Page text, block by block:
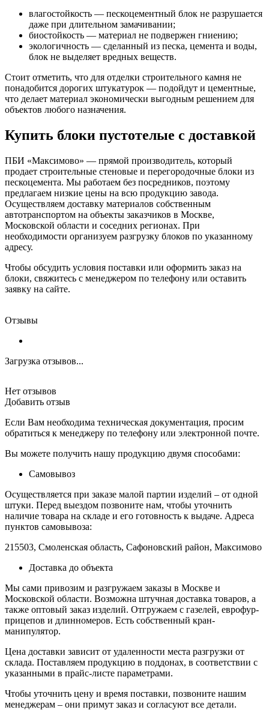
влагостойкость — пескоцементный блок не разрушается
даже при длительном замачивании;
биостойкость — материал не подвержен гниению;
экологичность — сделанный из песка, цемента и воды,
блок не выделяет вредных веществ.
Стоит отметить, что для отделки строительного камня не
понадобится дорогих штукатурок — подойдут и цементные,
что делает материал экономически выгодным решением для
объектов любого назначения.
Купить блоки пустотелые с доставкой
ПБИ «Максимово» — прямой производитель, который
продает строительные стеновые и перегородочные блоки из
пескоцемента. Мы работаем без посредников, поэтому
предлагаем низкие цены на всю продукцию завода.
Осуществляем доставку материалов собственным
автотранспортом на объекты заказчиков в Москве,
Московской области и соседних регионах. При
необходимости организуем разгрузку блоков по указанному
адресу.
Чтобы обсудить условия поставки или оформить заказ на
блоки, свяжитесь с менеджером по телефону или оставить
заявку на сайте.
Отзывы
Загрузка отзывов...
Нет отзывов
Добавить отзыв
Если Вам необходима техническая документация, просим
обратиться к менеджеру по телефону или электронной почте.
Вы можете получить нашу продукцию двумя способами:
Самовывоз
Осуществляется при заказе малой партии изделий – от одной
штуки. Перед выездом позвоните нам, чтобы уточнить
наличие товара на складе и его готовность к выдаче. Адреса
пунктов самовывоза:
215503, Смоленская область, Сафоновский район, Максимово
Доставка до объекта
Мы сами привозим и разгружаем заказы в Москве и
Московской области. Возможна штучная доставка товаров, а
также оптовый заказ изделий. Отгружаем с газелей, еврофур-
прицепов и длинномеров. Есть собственный кран-
манипулятор.
Цена доставки зависит от удаленности места разгрузки от
склада. Поставляем продукцию в поддонах, в соответствии с
указанными в прайс-листе параметрами.
Чтобы уточнить цену и время поставки, позвоните нашим
менеджерам – они примут заказ и согласуют все детали.